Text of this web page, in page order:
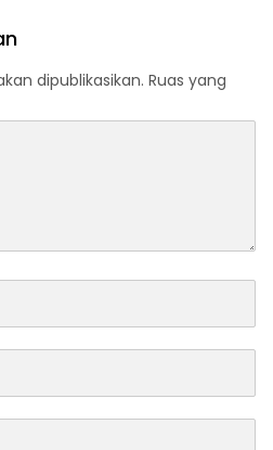
dipublikasikan. Ruas yang